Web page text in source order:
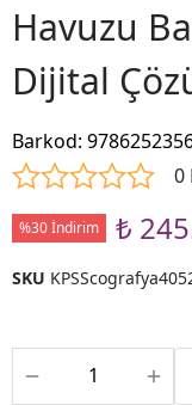
Havuzu
Dijital
Barkod:
0
%30 İndirim ₺
SKU